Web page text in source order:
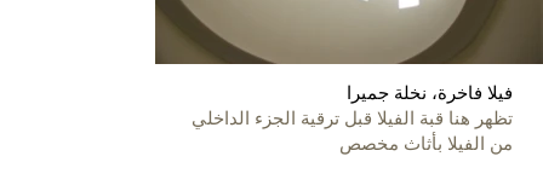
فيلا فاخرة، نخلة جميرا
تظهر هنا قبة الفيلا قبل ترقية الجزء الداخلي
من الفيلا بأثاث مخصص